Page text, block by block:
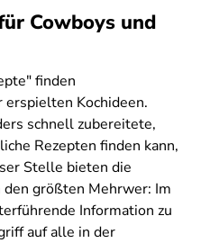
Cowboys und
finden
Kochideen.
schnell zubereitete,
Rezepten finden kann,
Stelle bieten die
größten Mehrwer: Im
Information zu
auf alle in der